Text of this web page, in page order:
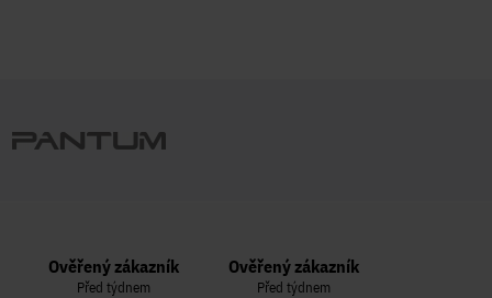
Ověřený zákazník
Před týdnem
Ověřený zákazník
Před týdnem